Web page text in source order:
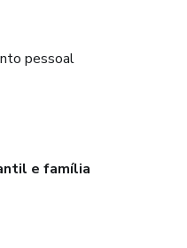
pessoal
e família